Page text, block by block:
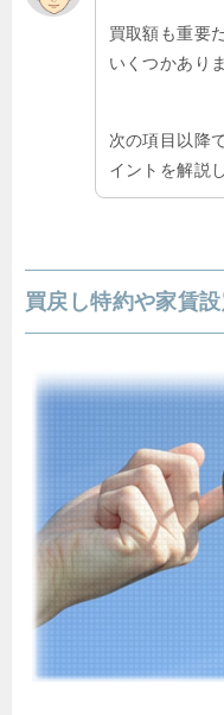
買取額も重要
いくつかあり
次の項目以降
イントを解説
買戻し特約や家賃